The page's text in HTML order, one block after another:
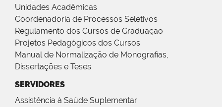
Unidades Acadêmicas
Coordenadoria de Processos Seletivos
Regulamento dos Cursos de Graduação
Projetos Pedagógicos dos Cursos
Manual de Normalização de Monografias,
Dissertações e Teses
SERVIDORES
Assistência à Saúde Suplementar